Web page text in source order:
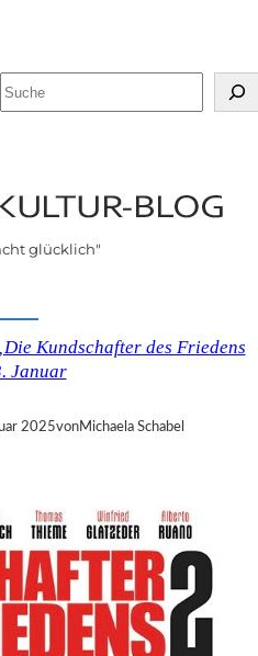
glücklich"
Kundschafter des Friedens
Januar
2025vonMichaela Schabel